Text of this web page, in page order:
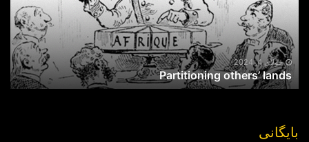
جولای 4, 2024
Partitioning others’ lands
بایگانی